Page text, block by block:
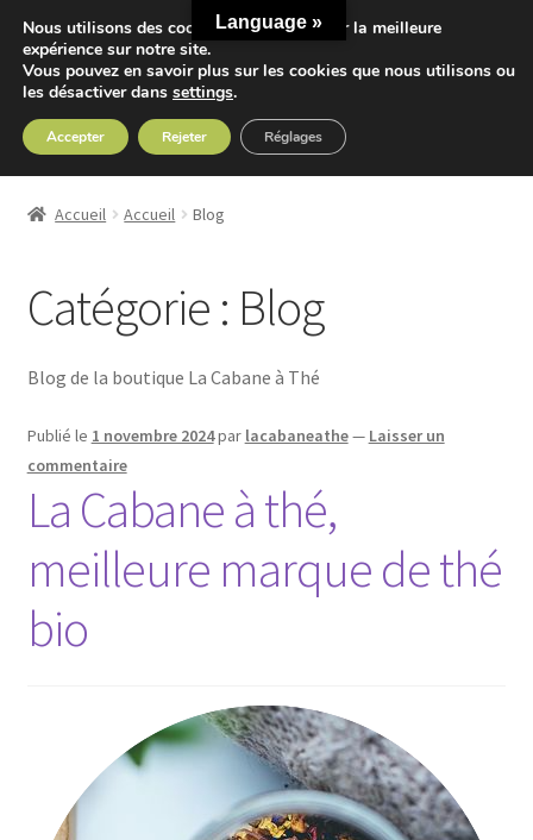
Aller
à
la
navigation
Aller
au
contenu
Accueil
Nos Tisanes
Detox
Sport
Accessoires
Accueil Accueil Blog
Catégorie : Blog
Blog de la boutique La Cabane à Thé
Publié le 1 novembre 2024par lacabaneathe— Laisser un
commentaire
La Cabane à thé,
meilleure marque de thé
bio
Language »
Nous utilisons des cookies pour vous offrir la meilleure
expérience sur notre site.
Vous pouvez en savoir plus sur les cookies que nous utilisons ou
les désactiver dans settings.
Accepter Rejeter Réglages